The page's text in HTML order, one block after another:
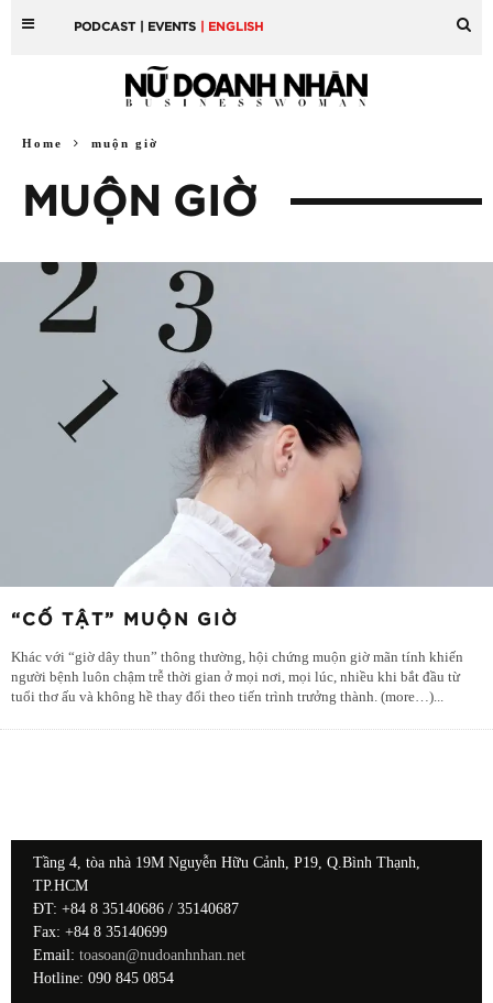
PODCAST | EVENTS | ENGLISH
Home muộn giờ
MUỘN GIỜ
“CỐ TẬT” MUỘN GIỜ
Khác với “giờ dây thun” thông thường, hội chứng muộn giờ mãn tính khiến
người bệnh luôn chậm trễ thời gian ở mọi nơi, mọi lúc, nhiều khi bắt đầu từ
tuổi thơ ấu và không hề thay đổi theo tiến trình trưởng thành. (more…)...
Tầng 4, tòa nhà 19M Nguyễn Hữu Cảnh, P19, Q.Bình Thạnh,
TP.HCM
ĐT: +84 8 35140686 / 35140687
Fax: +84 8 35140699
Email: toasoan@nudoanhnhan.net
Hotline: 090 845 0854